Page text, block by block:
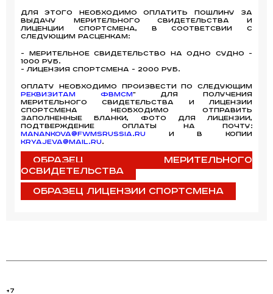
Для этого необходимо оплатить пошлину за
выдачу мерительного свидетельства и
лиценции спортсмена, в соответсвии с
следующим расценкам:
- Мерительное свидетельство на одно судно -
1000 руб.
- лицензия спортсмена - 2000 руб.
Оплату необходимо произвести по следующим
реквизитам ФВМСМ" Для получения
мерительного свидетельства и лицензии
спортсмена необходимо отправить
заполненные бланки, фото для лицензии,
подтверждение оплаты на почту:
Manankova@fwmsrussia.ru и в копии
kryajeva@mail.ru.
Образец мерительного
освидетельства
Образец лицензии спортсмена
+7